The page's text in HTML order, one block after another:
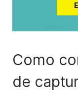
Como
de